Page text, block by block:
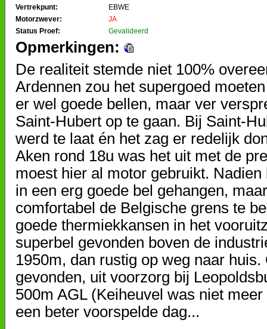
Vertrekpunt:
EBWE
Motorzwever:
JA
Status Proef:
Gevalideerd
Opmerkingen:
De realiteit stemde niet 100%
Ardennen zou het supergoed
er wel goede bellen, maar ver
Saint-Hubert op te gaan. Bij Saint-
werd te laat én het zag er redelijk
Aken rond 18u was het uit met de
moest hier al motor gebruikt.
in een erg goede bel gehangen,
comfortabel de Belgische grens te
goede thermiekkansen in het
superbel gevonden boven de
1950m, dan rustig op weg naar
gevonden, uit voorzorg bij
500m AGL (Keiheuvel was niet
een beter voorspelde dag...